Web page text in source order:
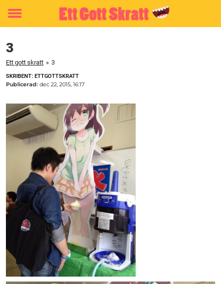
Toggle
3
Ett gott skratt » 3
SKRIBENT: ETTGOTTSKRATT
Publicerad: dec 22, 2015, 16:17